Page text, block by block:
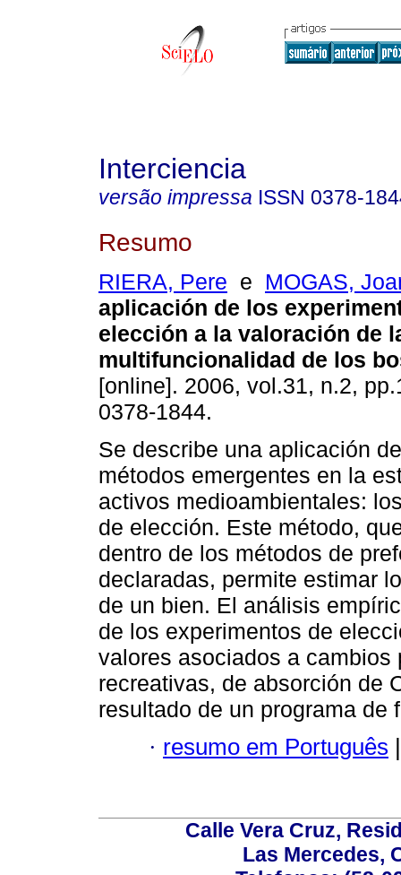
Interciencia
versão impressa ISSN 0378-
Resumo
RIERA, Pere e MOGAS,
aplicación de los
elección a la valoración de
multifuncionalidad de los
[online]. 2006, vol.31, n.2,
0378-1844.
Se describe una aplicación
métodos emergentes en la
activos medioambientales:
de elección. Este método,
dentro de los métodos de
declaradas, permite estimar
de un bien. El análisis
de los experimentos de
valores asociados a
recreativas, de absorción de
resultado de un programa de
· resumo em Português
Calle Vera Cruz,
Las Mercedes,